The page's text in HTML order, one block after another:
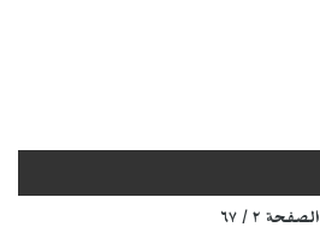
الصفحة ٢ / ٦٧